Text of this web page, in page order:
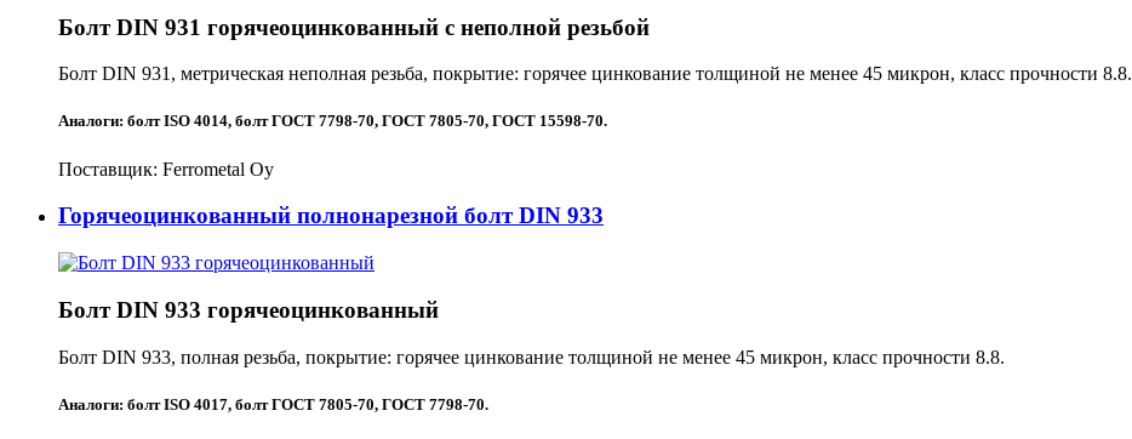
Болт DIN 931 горячеоцинкованный с неполной резьбой
Болт DIN 931, метрическая неполная резьба, покрытие: горячее цинкование толщиной не менее 45 микрон, класс прочности 8.8.
Аналоги: болт ISO 4014, болт ГОСТ 7798-70, ГОСТ 7805-70, ГОСТ 15598-70.
Поставщик: Ferrometal Oy
Горячеоцинкованный полнонарезной болт DIN 933
Болт DIN 933 горячеоцинкованный
Болт DIN 933, полная резьба, покрытие: горячее цинкование толщиной не менее 45 микрон, класс прочности 8.8.
Аналоги: болт ISO 4017, болт ГОСТ 7805-70, ГОСТ 7798-70.